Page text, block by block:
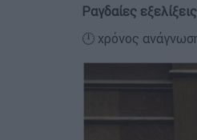
Ραγδαίες
🕛 χρόνος